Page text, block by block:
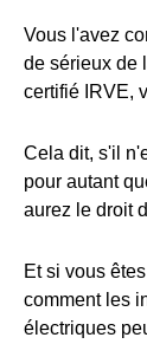
Vous l'avez
de sérieux de
certifié IRVE,
Cela dit, s'il
pour autant
aurez le droit
Et si vous
comment les
électriques